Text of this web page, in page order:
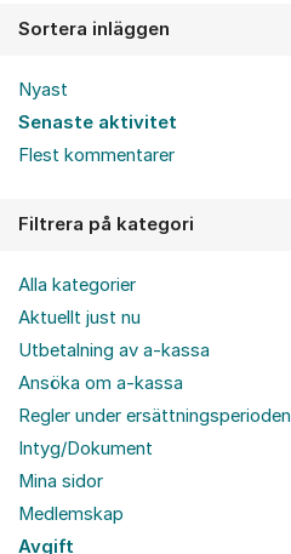
Sortera inläggen
Nyast
Senaste aktivitet
Flest kommentarer
Filtrera på kategori
Alla kategorier
Aktuellt just nu
Utbetalning av a-kassa
Ansöka om a-kassa
Regler under ersättningsperioden
Intyg/Dokument
Mina sidor
Medlemskap
Avgift